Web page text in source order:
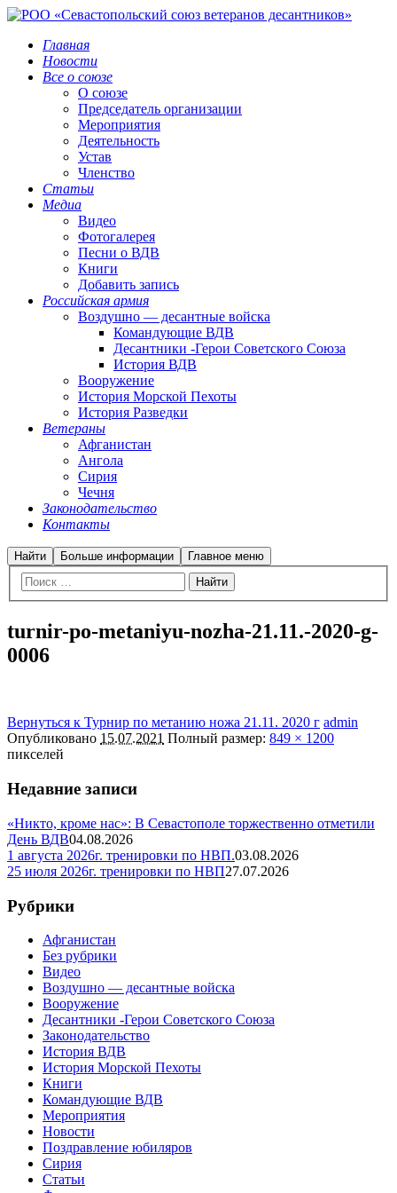
Главная
Новости
Все о союзе
О союзе
Председатель организации
Мероприятия
Деятельность
Устав
Членство
Статьи
Медиа
Видео
Фотогалерея
Песни о ВДВ
Книги
Добавить запись
Российская армия
Воздушно — десантные войска
Командующие ВДВ
Десантники -Герои Советского Союза
История ВДВ
Вооружение
История Морской Пехоты
История Разведки
Ветераны
Афганистан
Ангола
Сирия
Чечня
Законодательство
Контакты
Найти Больше информации Главное меню
turnir-po-metaniyu-nozha-21.11.-2020-g-
0006
Вернуться к Турнир по метанию ножа 21.11. 2020 г admin
Опубликовано 15.07.2021 Полный размер: 849 × 1200
пикселей
Недавние записи
«Никто, кроме нас»: В Севастополе торжественно отметили
День ВДВ04.08.2026
1 августа 2026г. тренировки по НВП.03.08.2026
25 июля 2026г. тренировки по НВП27.07.2026
Рубрики
Афганистан
Без рубрики
Видео
Воздушно — десантные войска
Вооружение
Десантники -Герои Советского Союза
Законодательство
История ВДВ
История Морской Пехоты
Книги
Командующие ВДВ
Мероприятия
Новости
Поздравление юбиляров
Сирия
Статьи